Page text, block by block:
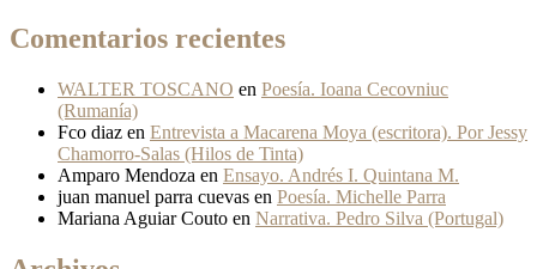
Comentarios recientes
WALTER TOSCANO en Poesía. Ioana Cecovniuc
(Rumanía)
Fco diaz en Entrevista a Macarena Moya (escritora). Por Jessy
Chamorro-Salas (Hilos de Tinta)
Amparo Mendoza en Ensayo. Andrés I. Quintana M.
juan manuel parra cuevas en Poesía. Michelle Parra
Mariana Aguiar Couto en Narrativa. Pedro Silva (Portugal)